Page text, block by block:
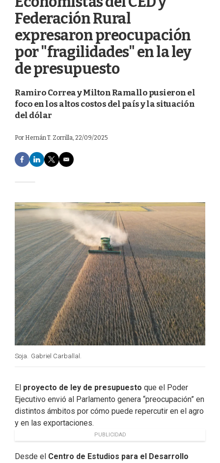
Federación Rural
expresaron preocupación
por "fragilidades" en la ley
de presupuesto
Ramiro Correa y Milton Ramallo pusieron el
foco en los altos costos del país y la situación
del dólar
Por Hernán T. Zorrilla, 22/09/2025
F
a
e
o
o
k
L
i
d
I
n
T
w
e
E
m
Soja. Gabriel Carballal.
El proyecto de ley de presupuesto que el Poder
Ejecutivo envió al Parlamento genera “preocupación” en
distintos ámbitos por cómo puede repercutir en el agro
y en las exportaciones.
PUBLICIDAD
Desde el Centro de Estudios para el Desarrollo